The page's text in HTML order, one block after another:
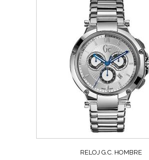
RELOJ G.C. HOMBRE